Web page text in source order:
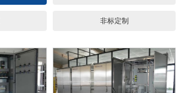
非标定制